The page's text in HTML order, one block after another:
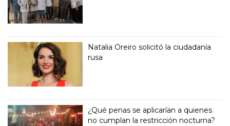
Natalia Oreiro solicitó la ciudadanía
rusa
¿Qué penas se aplicarían a quienes
no cumplan la restricción nocturna?